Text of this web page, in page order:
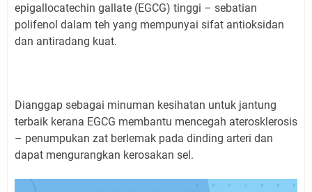
epigallocatechin gallate (EGCG) tinggi – sebatian
polifenol dalam teh yang mempunyai sifat antioksidan
dan antiradang kuat.
Dianggap sebagai minuman kesihatan untuk jantung
terbaik kerana EGCG membantu mencegah aterosklerosis
– penumpukan zat berlemak pada dinding arteri dan
dapat mengurangkan kerosakan sel.